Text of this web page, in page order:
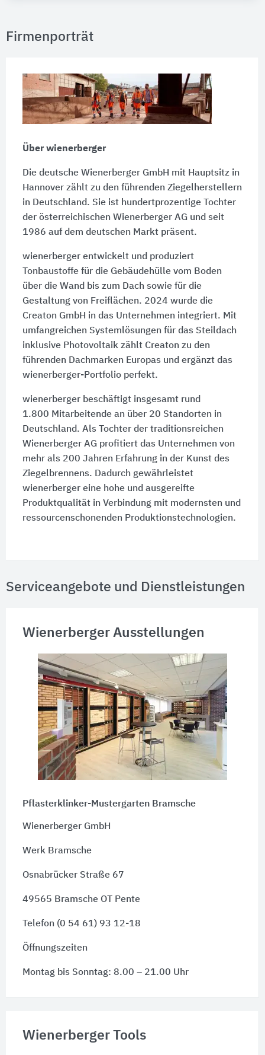
Firmenporträt
Über wienerberger
Die deutsche Wienerberger GmbH mit Hauptsitz in
Hannover zählt zu den führenden Ziegelherstellern
in Deutschland. Sie ist hundertprozentige Tochter
der österreichischen Wienerberger AG und seit
1986 auf dem deutschen Markt präsent.
wienerberger entwickelt und produziert
Tonbaustoffe für die Gebäudehülle vom Boden
über die Wand bis zum Dach sowie für die
Gestaltung von Freiflächen. 2024 wurde die
Creaton GmbH in das Unternehmen integriert. Mit
umfangreichen Systemlösungen für das Steildach
inklusive Photovoltaik zählt Creaton zu den
führenden Dachmarken Europas und ergänzt das
wienerberger-Portfolio perfekt.
wienerberger beschäftigt insgesamt rund
1.800 Mitarbeitendean über 20 Standorten in
Deutschland. Als Tochter der traditionsreichen
Wienerberger AG profitiert das Unternehmen von
mehr als 200 Jahren Erfahrung in der Kunst des
Ziegelbrennens. Dadurch gewährleistet
wienerberger eine hohe und ausgereifte
Produktqualität in Verbindung mit modernsten und
ressourcenschonenden Produktionstechnologien.
Serviceangebote und Dienstleistungen
Wienerberger Ausstellungen
Pflasterklinker-Mustergarten Bramsche
Wienerberger GmbH
Werk Bramsche
Osnabrücker Straße 67
49565 Bramsche OT Pente
Telefon (0 54 61) 93 12-18
Öffnungszeiten
Montag bis Sonntag: 8.00 – 21.00 Uhr
Wienerberger Tools